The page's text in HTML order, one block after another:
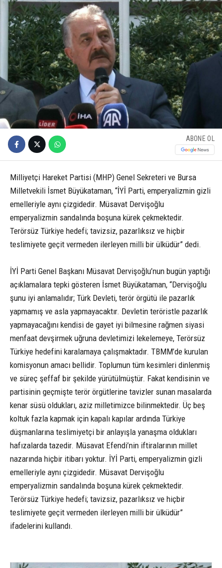
ABONE OL
Milliyetçi Hareket Partisi (MHP) Genel Sekreteri ve Bursa
Milletvekili İsmet Büyükataman, “İYİ Parti, emperyalizmin gizli
emelleriyle aynı çizgidedir. Müsavat Dervişoğlu
emperyalizmin sandalında boşuna kürek çekmektedir.
Terörsüz Türkiye hedefi; tavizsiz, pazarlıksız ve hiçbir
teslimiyete geçit vermeden ilerleyen milli bir ülküdür” dedi.
İYİ Parti Genel Başkanı Müsavat Dervişoğlu’nun bugün yaptığı
açıklamalara tepki gösteren İsmet Büyükataman, “Dervişoğlu
şunu iyi anlamalıdır; Türk Devleti, terör örgütü ile pazarlık
yapmamış ve asla yapmayacaktır. Devletin teröristle pazarlık
yapmayacağını kendisi de gayet iyi bilmesine rağmen siyasi
menfaat devşirmek uğruna devletimizi lekelemeye, Terörsüz
Türkiye hedefini karalamaya çalışmaktadır. TBMM’de kurulan
komisyonun amacı bellidir. Toplumun tüm kesimleri dinlenmiş
ve süreç şeffaf bir şekilde yürütülmüştür. Fakat kendisinin ve
partisinin geçmişte terör örgütlerine tavizler sunan masalarda
kenar süsü oldukları, aziz milletimizce bilinmektedir. Üç beş
koltuk fazla kapmak için kapalı kapılar ardında Türkiye
düşmanlarına teslimiyetçi bir anlayışla yanaşma oldukları
hafızalarda tazedir. Müsavat Efendi’nin iftiralarının millet
nazarında hiçbir itibarı yoktur. İYİ Parti, emperyalizmin gizli
emelleriyle aynı çizgidedir. Müsavat Dervişoğlu
emperyalizmin sandalında boşuna kürek çekmektedir.
Terörsüz Türkiye hedefi; tavizsiz, pazarlıksız ve hiçbir
teslimiyete geçit vermeden ilerleyen milli bir ülküdür”
ifadelerini kullandı.